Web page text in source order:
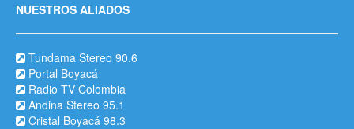
NUESTROS ALIADOS
Tundama Stereo 90.6
Portal Boyacá
Radio TV Colombia
Andina Stereo 95.1
Cristal Boyacá 98.3